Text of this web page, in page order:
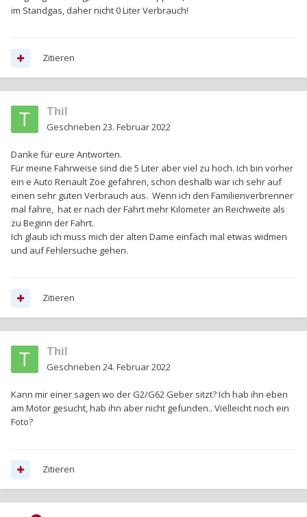
im Standgas, daher nicht 0 Liter Verbrauch!
Zitieren
Thil
Geschrieben 23. Februar 2022
Danke für eure Antworten.
Für meine Fahrweise sind die 5 Liter aber viel zu hoch. Ich bin vorher
ein e Auto Renault Zoe gefahren, schon deshalb war ich sehr auf
einen sehr guten Verbrauch aus. Wenn ich den Familienverbrenner
mal fahre, hat er nach der Fahrt mehr Kilometer an Reichweite als
zu Beginn der Fahrt.
Ich glaub ich muss mich der alten Dame einfach mal etwas widmen
und auf Fehlersuche gehen.
Zitieren
Thil
Geschrieben 24. Februar 2022
Kann mir einer sagen wo der G2/G62 Geber sitzt? Ich hab ihn eben
am Motor gesucht, hab ihn aber nicht gefunden.. Vielleicht noch ein
Foto?
Zitieren